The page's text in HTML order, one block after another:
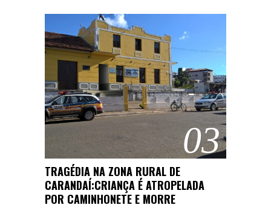
03
TRAGÉDIA NA ZONA RURAL DE
CARANDAÍ:CRIANÇA É ATROPELADA
POR CAMINHONETE E MORRE